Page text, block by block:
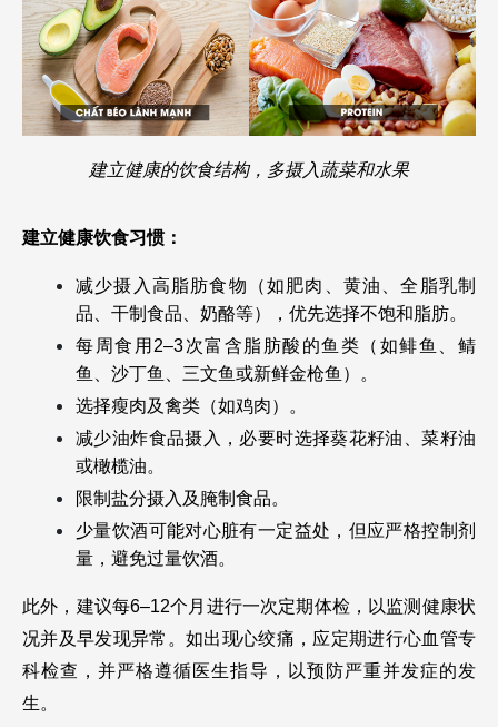
建立健康的饮食结构，多摄入蔬菜和水果
建立健康饮食习惯：
减少摄入高脂肪食物（如肥肉、黄油、全脂乳制
品、干制食品、奶酪等），优先选择不饱和脂肪。
每周食用2–3次富含脂肪酸的鱼类（如鲱鱼、鲭
鱼、沙丁鱼、三文鱼或新鲜金枪鱼）。
选择瘦肉及禽类（如鸡肉）。
减少油炸食品摄入，必要时选择葵花籽油、菜籽油
或橄榄油。
限制盐分摄入及腌制食品。
少量饮酒可能对心脏有一定益处，但应严格控制剂
量，避免过量饮酒。
此外，建议每6–12个月进行一次定期体检，以监测健康状
况并及早发现异常。如出现心绞痛，应定期进行心血管专
科检查，并严格遵循医生指导，以预防严重并发症的发
生。